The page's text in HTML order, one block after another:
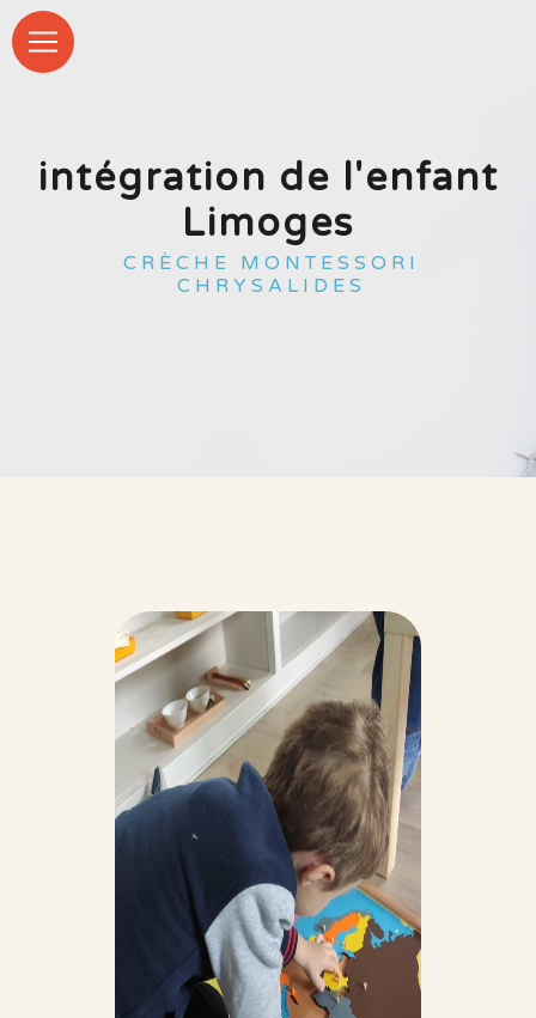
intégration de l'enfant
Limoges
CRÈCHE MONTESSORI
CHRYSALIDES
Panneau de gestion des cookies